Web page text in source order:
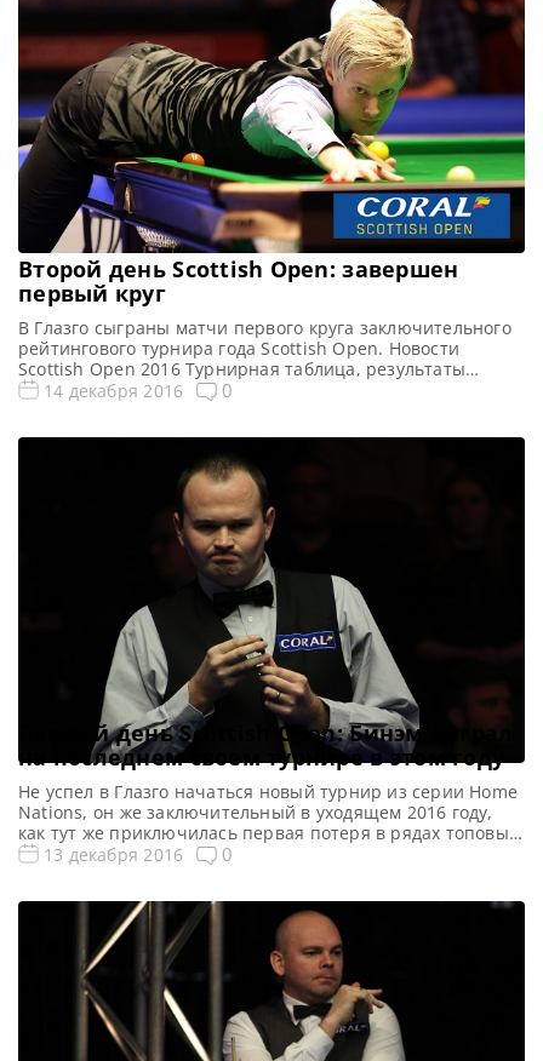
Второй день Scottish Open: завершен
первый круг
В Глазго сыграны матчи первого круга заключительного
рейтингового турнира года Scottish Open. Новости
Scottish Open 2016 Турнирная таблица, результаты
Scottish Open 2016 Онлайн трансляции Scottish Open
хорошем настроении. Во второй круг прошли все
представители топ-16, за исключением пропускающих
14 декабря 2016 0
Первый день Scottish Open: Бинэм сыграл
на последнем своем турнире в этом году
Не успел в Глазго начаться новый турнир из серии Home
Nations, он же заключительный в уходящем 2016 году,
как тут же приключилась первая потеря в рядах топовых
игроков — зачехлил свой кий и отправился на каникулы
13 декабря 2016 0